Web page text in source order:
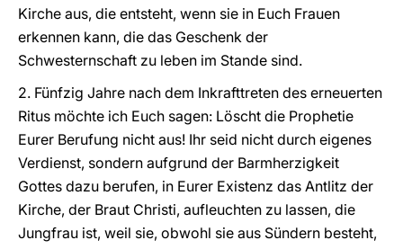
Kirche aus, die entsteht, wenn sie in Euch Frauen
erkennen kann, die das Geschenk der
Schwesternschaft zu leben im Stande sind.
2. Fünfzig Jahre nach dem Inkrafttreten des erneuerten
Ritus möchte ich Euch sagen: Löscht die Prophetie
Eurer Berufung nicht aus! Ihr seid nicht durch eigenes
Verdienst, sondern aufgrund der Barmherzigkeit
Gottes dazu berufen, in Eurer Existenz das Antlitz der
Kirche, der Braut Christi, aufleuchten zu lassen, die
Jungfrau ist, weil sie, obwohl sie aus Sündern besteht,